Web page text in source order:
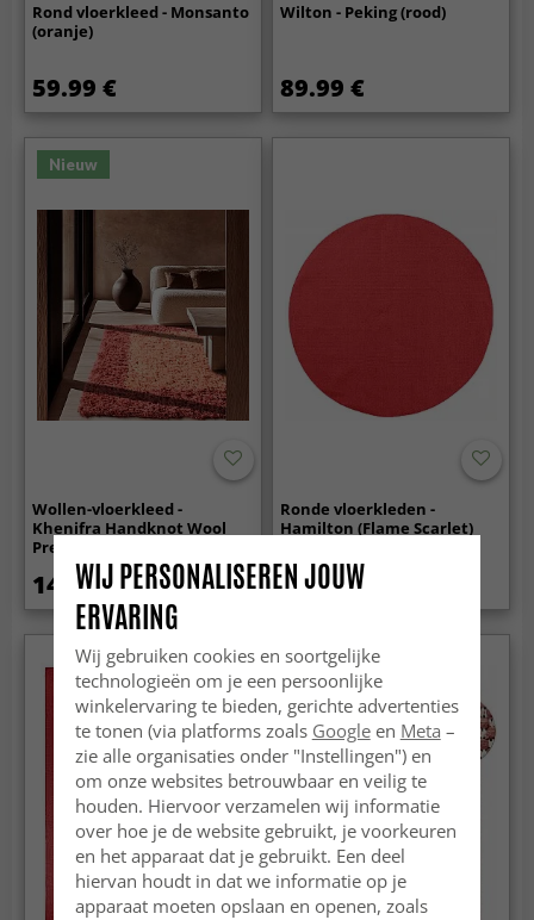
Rond vloerkleed - Monsanto
(oranje)
59.99 €
Wilton - Peking (rood)
89.99 €
Nieuw
Wollen-vloerkleed -
Khenifra Handknot Wool
Premium (oranje/rood)
149.99 €
Ronde vloerkleden -
Hamilton (Flame Scarlet)
54.99 €
Nieuw
WIJ PERSONALISEREN JOUW
ERVARING
Wij gebruiken cookies en soortgelijke
technologieën om je een persoonlijke
winkelervaring te bieden, gerichte advertenties
te tonen (via platforms zoals Googleen Meta –
zie alle organisaties onder "Instellingen") en
om onze websites betrouwbaar en veilig te
houden. Hiervoor verzamelen wij informatie
over hoe je de website gebruikt, je voorkeuren
en het apparaat dat je gebruikt. Een deel
hiervan houdt in dat we informatie op je
apparaat moeten opslaan en openen, zoals